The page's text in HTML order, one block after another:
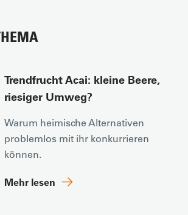
Trendfrucht Acai: kleine Beere,
riesiger Umweg?
Warum heimische Alternativen
problemlos mit ihr konkurrieren
können.
Mehr lesen